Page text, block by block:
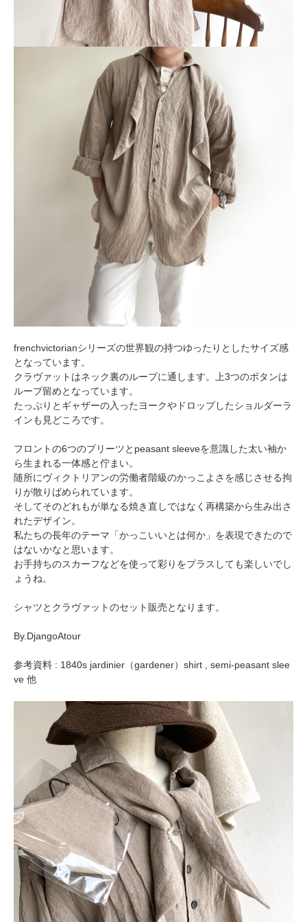
frenchvictorianシリーズの世界観の持つゆったりとしたサイズ感
となっています。
クラヴァットはネック裏のループに通します。上3つのボタンは
ループ留めとなっています。
たっぷりとギャザーの入ったヨークやドロップしたショルダーラ
インも見どころです。
フロントの6つのプリーツとpeasant sleeveを意識した太い袖か
ら生まれる一体感と佇まい。
随所にヴィクトリアンの労働者階級のかっこよさを感じさせる拘
りが散りばめられています。
そしてそのどれもが単なる焼き直しではなく再構築から生み出さ
れたデザイン。
私たちの長年のテーマ「かっこいいとは何か」を表現できたので
はないかなと思います。
お手持ちのスカーフなどを使って彩りをプラスしても楽しいでし
ょうね。
シャツとクラヴァットのセット販売となります。
By.DjangoAtour
参考資料 : 1840s jardinier（gardener）shirt , semi-peasant slee
ve 他